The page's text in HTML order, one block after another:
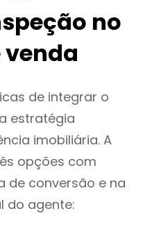
no
venda
de integrar o
estratégia
imobiliária. A
opções com
de conversão e na
do agente: